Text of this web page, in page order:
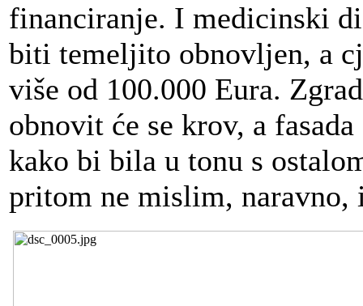
financiranje. I medicinski
biti temeljito obnovljen, a
više od 100.000 Eura.
obnovit će se krov, a
kako bi bila u tonu s
pritom ne mislim, naravno,